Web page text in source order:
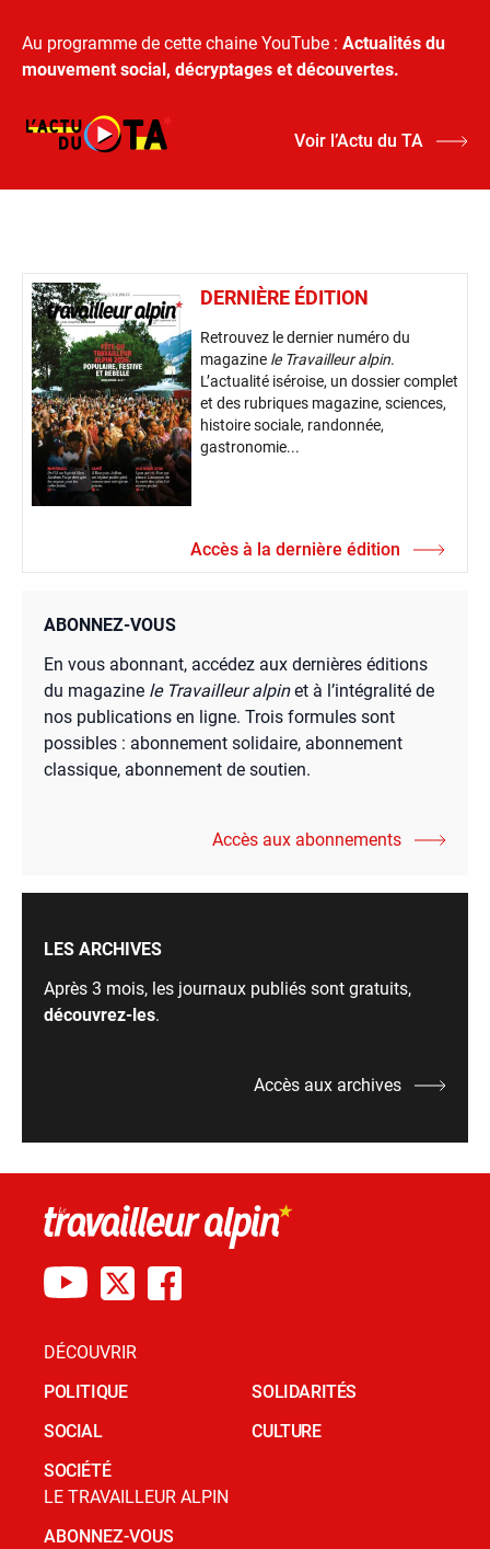
Au programme de cette chaine YouTube : Actualités du
mouvement social, décryptages et découvertes.
Voir l’Actu du TA
DERNIÈRE ÉDITION
Retrouvez le dernier numéro du
magazine le Travailleur alpin.
L’actualité iséroise, un dossier complet
et des rubriques magazine, sciences,
histoire sociale, randonnée,
gastronomie...
Accès à la dernière édition
ABONNEZ-VOUS
En vous abonnant, accédez aux dernières éditions
du magazine le Travailleur alpinet à l’intégralité de
nos publications en ligne. Trois formules sont
possibles : abonnement solidaire, abonnement
classique, abonnement de soutien.
Accès aux abonnements
LES ARCHIVES
Après 3 mois, les journaux publiés sont gratuits,
découvrez-les.
Accès aux archives
DÉCOUVRIR
POLITIQUE
SOCIAL
SOCIÉTÉ
SOLIDARITÉS
CULTURE
LE TRAVAILLEUR ALPIN
ABONNEZ-VOUS